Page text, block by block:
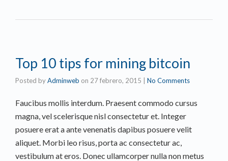
Top 10 tips for mining bitcoin
Posted byAdminweb on 27 febrero, 2015 | No Comments
Faucibus mollis interdum. Praesent commodo cursus
magna, vel scelerisque nisl consectetur et. Integer
posuere erat a ante venenatis dapibus posuere velit
aliquet. Morbi leo risus, porta ac consectetur ac,
vestibulum at eros. Donec ullamcorper nulla non metus